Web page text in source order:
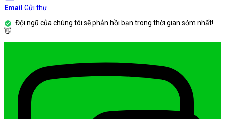
Email Gửi thư
Đội ngũ của chúng tôi sẽ phản hồi bạn trong thời gian sớm nhất!
👋